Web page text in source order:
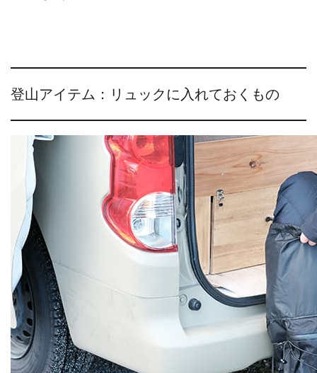
登山アイテム：リュックに入れておくもの